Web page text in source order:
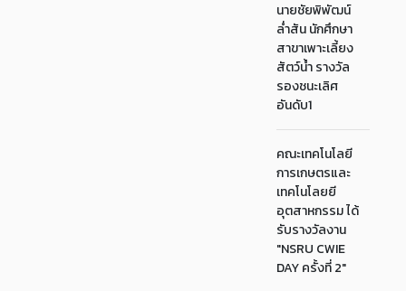
นายชัยพิพัฒน์
ล่ำสัน นักศึกษา
สาขาเพาะเลี้ยง
สัตว์น้ำ รางวัล
รองชนะเลิศ
อันดับ1
คณะเทคโนโลยี
การเกษตรและ
เทคโนโลยยี
อุตสาหกรรม ได้
รับรางวัลงาน
"NSRU CWIE
DAY ครั้งที่ 2"